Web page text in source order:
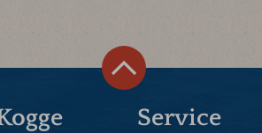
Service